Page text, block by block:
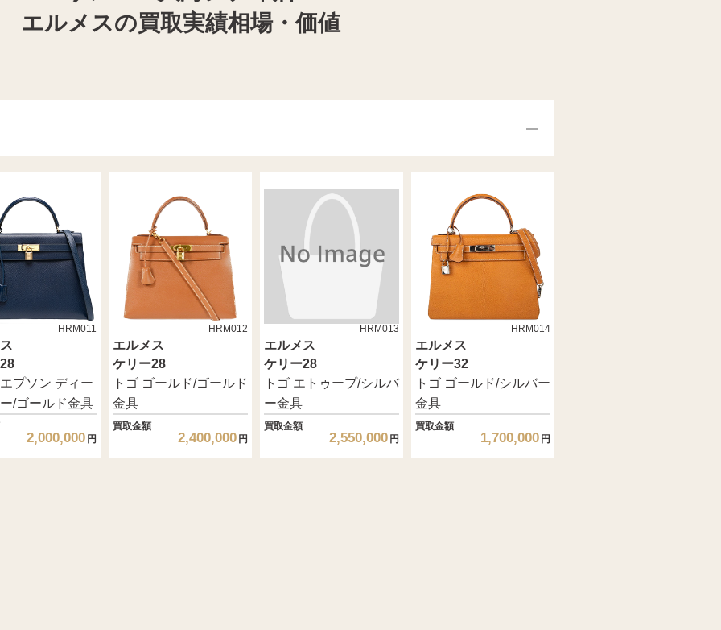
エルメスの買取実績相場・価値
HRM011
プソン ディー
/ゴールド金具
2,000,000 円
HRM012
エルメス
ケリー28
トゴ ゴールド/ゴールド
金具
買取金額
2,400,000 円
HRM013
エルメス
ケリー28
トゴ エトゥープ/シルバ
ー金具
買取金額
2,550,000 円
HRM014
エルメス
ケリー32
トゴ ゴールド/シルバー
金具
買取金額
1,700,000 円